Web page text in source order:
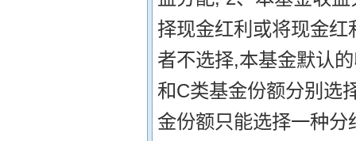
择现金红利或将现金
者不选择,本基金默认
和C类基金份额分别选
金份额只能选择一种